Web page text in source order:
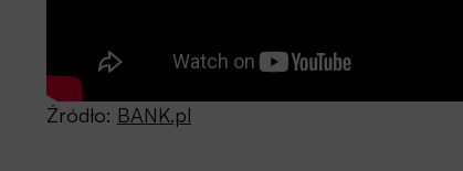
Źródło: BANK.pl